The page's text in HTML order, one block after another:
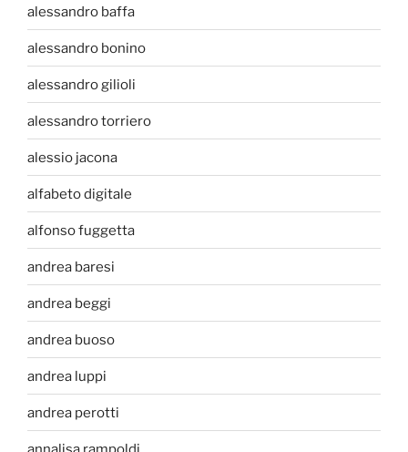
alessandro baffa
alessandro bonino
alessandro gilioli
alessandro torriero
alessio jacona
alfabeto digitale
alfonso fuggetta
andrea baresi
andrea beggi
andrea buoso
andrea luppi
andrea perotti